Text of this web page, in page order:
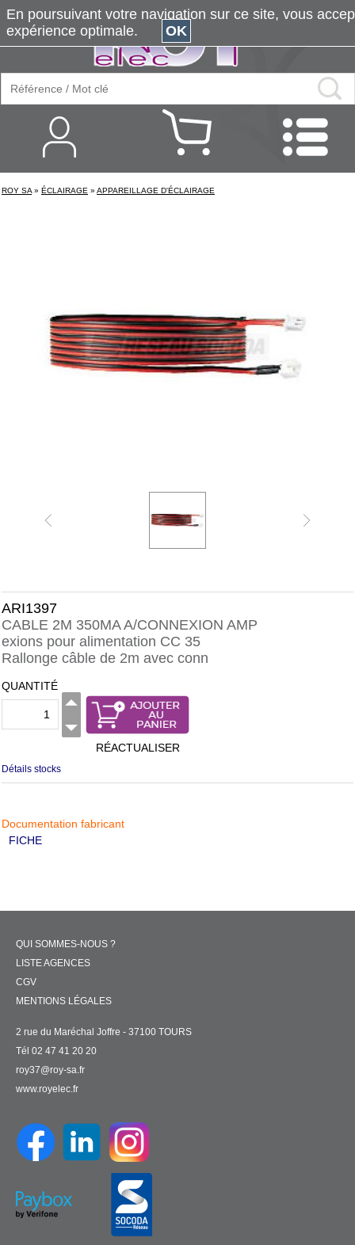
ROY SA » ÉCLAIRAGE » APPAREILLAGE D'ÉCLAIRAGE
ARI1397
CABLE 2M 350MA A/CONNEXION AMP
exions pour alimentation CC 35
Rallonge câble de 2m avec conn
QUANTITÉ
RÉACTUALISER
Détails stocks
Documentation fabricant
FICHE
QUI SOMMES-NOUS ?
LISTE AGENCES
CGV
MENTIONS LÉGALES
2 rue du Maréchal Joffre - 37100 TOURS
Tél 02 47 41 20 20
roy37@roy-sa.fr
www.royelec.fr
En poursuivant votre navigation sur ce site, vous
expérience optimale.
OK